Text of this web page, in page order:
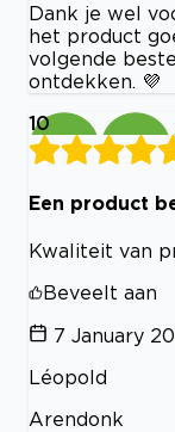
Dank je wel
het product
volgende
ontdekken. 💜
10
Een product
Kwaliteit van
Beveelt aan
7 January
Léopold
Arendonk